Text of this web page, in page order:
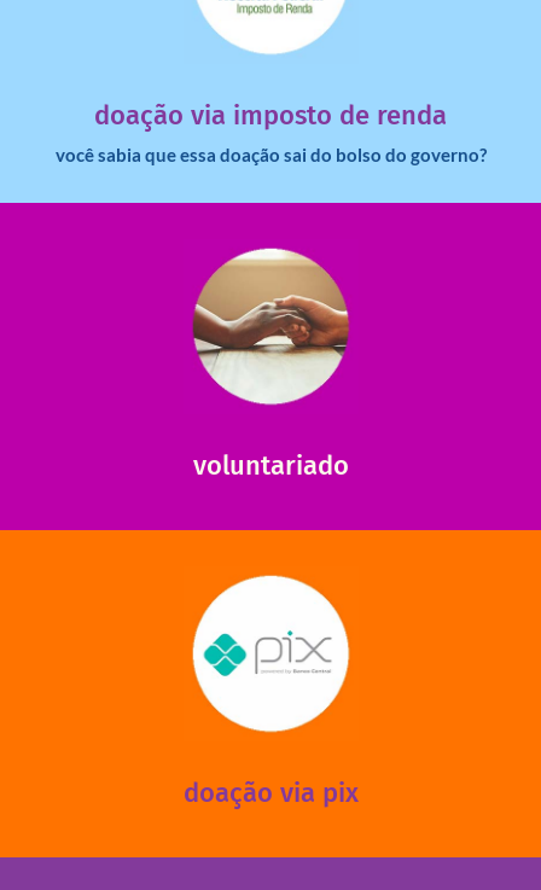
doação via imposto de renda
você sabia que essa doação sai do bolso do governo?
dinheiro deixa de ir para o governo?
voluntariado
ajudar com certos assuntos. Entre em contato conosco e
saiba como nos ajudar.
saiba mais
doação via pix
via PIX? Elas também são muito importantes para
mantermos nossas unidades em funcionamento!
saiba mais